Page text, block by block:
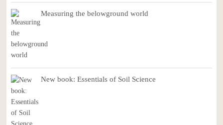
Measuring the belowground world
New book: Essentials of Soil Science